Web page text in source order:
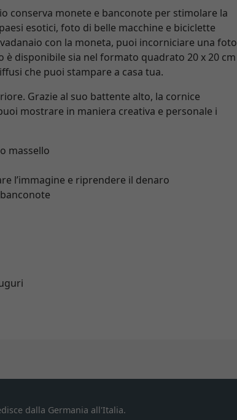
conserva monete e banconote per stimolare la
esotici, foto di belle macchine e biciclette
con la moneta, puoi incorniciare una foto
è disponibile sia nel formato quadrato 20 x 20 cm
che puoi stampare a casa tua.
Grazie al suo battente alto, la cornice
mostrare in maniera creativa e personale i
massello
l’immagine e riprendere il denaro
dalla Germania all'Italia.